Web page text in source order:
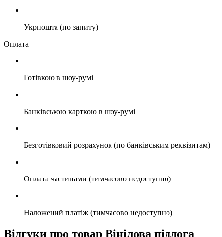
Укрпошта (по запиту)
Оплата
Готівкою в шоу-румі
Банківською карткою в шоу-румі
Безготівковий розрахунок (по банківським реквізитам)
Оплата частинами (тимчасово недоступно)
Наложений платіж (тимчасово недоступно)
Відгуки про товар Вінілова підлога